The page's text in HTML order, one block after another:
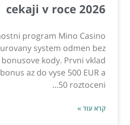
cekaji v roce 2026
program Mino Casino
system odmen bez
kody. Prvni vklad
az do vyse 500 EUR a
50 roztoceni...
קרא עוד »